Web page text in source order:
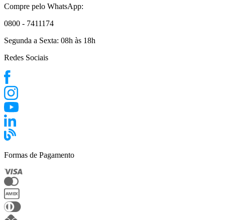
Compre pelo WhatsApp:
0800 - 7411174
Segunda a Sexta: 08h às 18h
Redes Sociais
Formas de Pagamento